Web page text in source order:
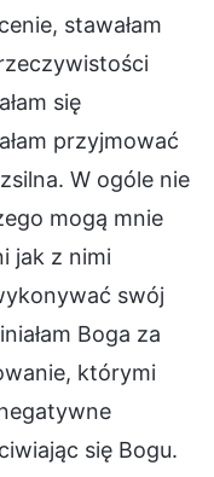
stawałam
się
przyjmować
W ogóle nie
mogą mnie
jak z nimi
swój
Boga za
którymi
się Bogu.